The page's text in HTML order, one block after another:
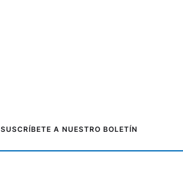
SUSCRÍBETE A NUESTRO BOLETÍN